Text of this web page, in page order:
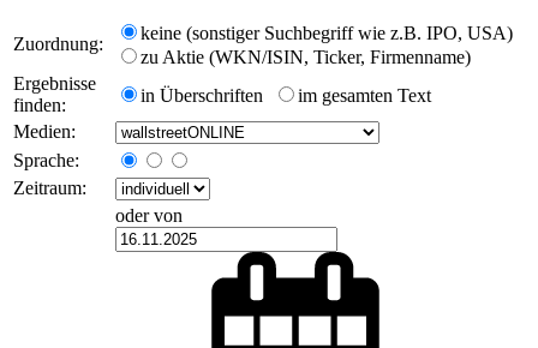
Zuordnung:
keine (sonstiger Suchbegriff wie z.B. IPO, USA)
zu Aktie (WKN/ISIN, Ticker, Firmenname)
Ergebnisse
finden:
in Überschriften
im gesamten Text
Medien:
Sprache:
Zeitraum:
oder von